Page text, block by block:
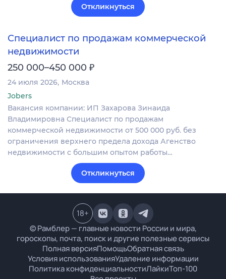
Откликнуться
Специалист по продажам коммерческой
недвижимости
250 000–450 000 ₽
24 июля 2026 Москва
Jobers
Вакансия компании: ИП Захарова Зинаида
Владимировна Специалист по продажам
коммерческой недвижимости от 500 000 руб. без
ограничения верхнего предела дохода Агенство
недвижимости с большим опытом работы…
Откликнуться
© Рамблер — главные новости России и мира,
гороскопы, почта, поиск и другие полезные сервисы
Полная версияПомощьОбратная связь
Условия использованияУдаление информации
Политика конфиденциальностиЛайкиТоп-100
18+